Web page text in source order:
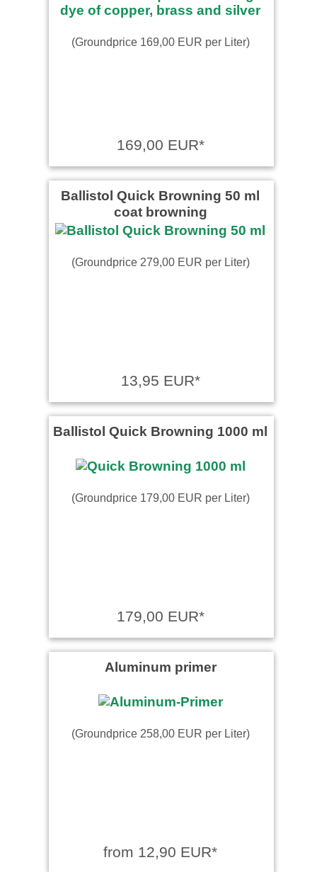
(Groundprice 169,00 EUR per Liter)
169,00 EUR*
Ballistol Quick Browning 50 ml
coat browning
(Groundprice 279,00 EUR per Liter)
13,95 EUR*
Ballistol Quick Browning 1000 ml
(Groundprice 179,00 EUR per Liter)
179,00 EUR*
Aluminum primer
(Groundprice 258,00 EUR per Liter)
from 12,90 EUR*